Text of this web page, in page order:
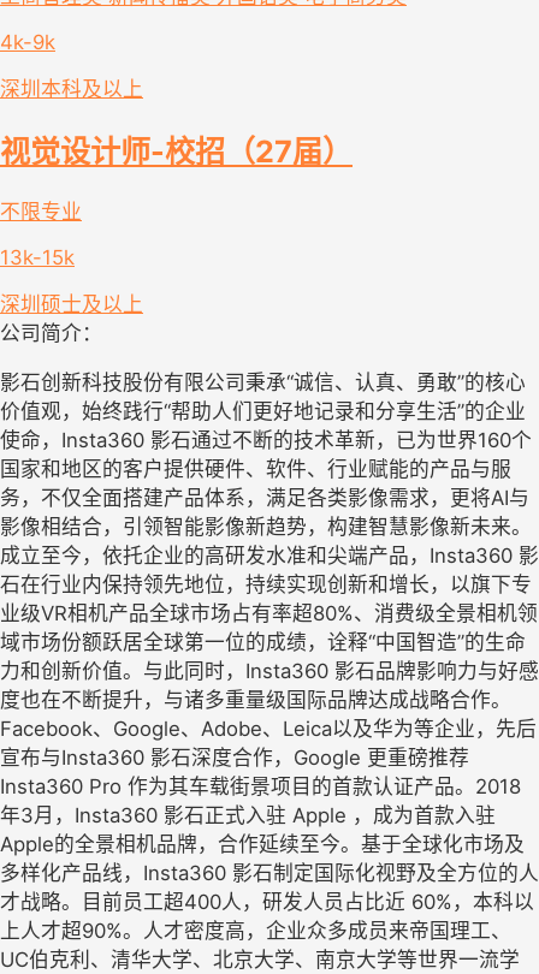
4k-9k
深圳 本科及以上
视觉设计师-校招（27届）
不限专业
13k-15k
深圳 硕士及以上
公司简介：
影石创新科技股份有限公司秉承“诚信、认真、勇敢”的核心
价值观，始终践行“帮助人们更好地记录和分享生活”的企业
使命，Insta360 影石通过不断的技术革新，已为世界160个
国家和地区的客户提供硬件、软件、行业赋能的产品与服
务，不仅全面搭建产品体系，满足各类影像需求，更将AI与
影像相结合，引领智能影像新趋势，构建智慧影像新未来。
成立至今，依托企业的高研发水准和尖端产品，Insta360 影
石在行业内保持领先地位，持续实现创新和增长，以旗下专
业级VR相机产品全球市场占有率超80%、消费级全景相机领
域市场份额跃居全球第一位的成绩，诠释“中国智造”的生命
力和创新价值。与此同时，Insta360 影石品牌影响力与好感
度也在不断提升，与诸多重量级国际品牌达成战略合作。
Facebook、Google、Adobe、Leica以及华为等企业，先后
宣布与Insta360 影石深度合作，Google 更重磅推荐
Insta360 Pro 作为其车载街景项目的首款认证产品。2018
年3月，Insta360 影石正式入驻 Apple ，成为首款入驻
Apple的全景相机品牌，合作延续至今。基于全球化市场及
多样化产品线，Insta360 影石制定国际化视野及全方位的人
才战略。目前员工超400人，研发人员占比近 60%，本科以
上人才超90%。人才密度高，企业众多成员来帝国理工、
UC伯克利、清华大学、北京大学、南京大学等世界一流学